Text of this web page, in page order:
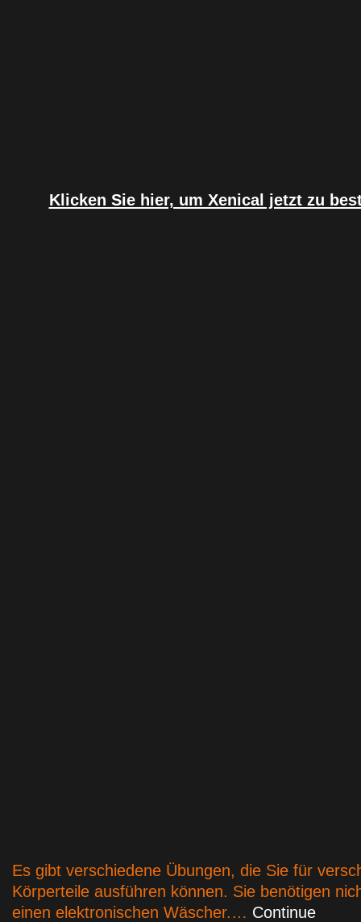
Klicken Sie hier, um Xenical jetzt zu
Es gibt verschiedene Übungen, die Sie für
Körperteile ausführen können. Sie benötigen
einen elektronischen Wäscher.… Continue